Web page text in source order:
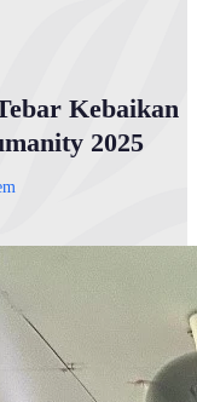
Kebaikan
2025